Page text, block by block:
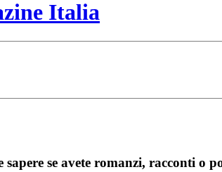
Italia
se avete romanzi, racconti o